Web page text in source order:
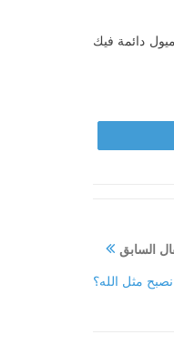
دائمة فيك
السابق
مثل الله؟